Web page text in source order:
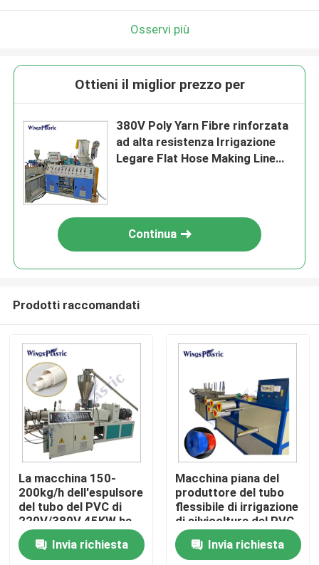
Prodotti
Circa noi
Osservi più
Ottieni il miglior prezzo per
380V Poly Yarn Fibre rinforzata
ad alta resistenza Irrigazione
Legare Flat Hose Making Line
Continua
Prodotti raccomandati
La macchina 150-
200kg/h dell'espulsore
del tubo del PVC di
220V/380V 45KW ha
prodotto
Invia richiesta
Macchina piana del
produttore del tubo
flessibile di irrigazione
di silvicoltura del PVC
di disposizione a fibra
rinforzata automatica
Invia richiesta